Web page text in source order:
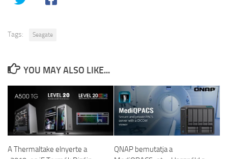
Tags: Seagate
YOU MAY ALSO LIKE...
A Thermaltake elnyerte a
QNAP bemutatja a